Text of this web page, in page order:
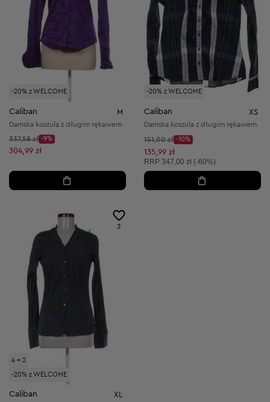
-20% z WELCOME
Caliban M
Damska koszula z długim rękawem
Cena początkowa:
337,58 zł
Discount Price:
-9%
Obniżona cena:
304,99 zł
-20% z WELCOME
Caliban XS
Damska koszula z długim rękawem
Cena początkowa:
151,00 zł
Discount Price:
-10%
Obniżona cena:
135,99 zł
Cena sugerowana:
RRP 347,00 zł (-60%)
4 = 2
-20% z WELCOME
3
Caliban XL